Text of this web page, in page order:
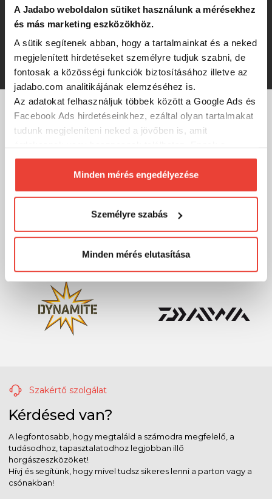
A Jadabo weboldalon sütiket használunk a mérésekhez
és más marketing eszközökhöz.
A sütik segítenek abban, hogy a tartalmainkat és a neked
megjelenített hirdetéseket személyre tudjuk szabni, de
fontosak a közösségi funkciók biztosításához illetve az
jadabo.com analitikájának elemzéséhez is.
Az adatokat felhasználjuk többek között a Google Ads és
Facebook Ads hirdetéseinkhez, ezáltal olyan tartalmakat
tudunk megjeleníteni neked a jövőben is, amit
biztosításához arra kérünk, hogy engedd meg
számunkra minden mérés használatát.
Természetesensoha semmilyen formában nem fogunk
megváltoztathatod a döntésed ezzel kapcsolatban.
Előre is köszönjük!
Minden mérés engedélyezése
Személyre szabás
Minden mérés elutasítása
DAM ICONIC CARP MAT SMALL
45X80CM pontymatrac
6 800 Ft
MÁRKÁINK
Szakértő szolgálat
Kérdésed van?
A legfontosabb, hogy megtaláld a számodra megfelelő, a
tudásodhoz, tapasztalatodhoz legjobban illő
horgászeszközöket!
Hívj és segítünk, hogy mivel tudsz sikeres lenni a parton vagy a
csónakban!